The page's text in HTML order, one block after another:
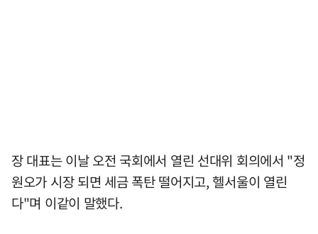
장 대표는 이날 오전 국회에서 열린 선대위 회의에서 "정
원오가 시장 되면 세금 폭탄 떨어지고, 헬서울이 열린
다"며 이같이 말했다.